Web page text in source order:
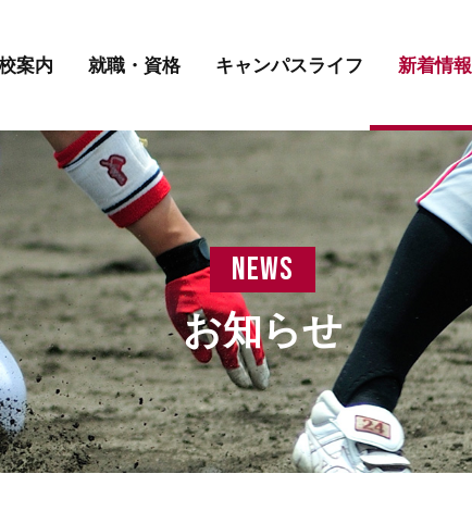
案内
講師紹介
就職・資格
先輩の声
キャンパスライフ 新着情報
学費について news
お知らせ